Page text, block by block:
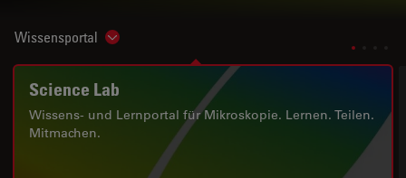
Wissensportal Show subnavigation
Science Lab
Wissens- und Lernportal für Mikroskopie. Lernen. Teilen.
Mitmachen.